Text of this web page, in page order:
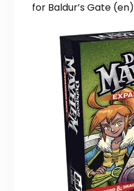
for Baldur’s Gate (en)